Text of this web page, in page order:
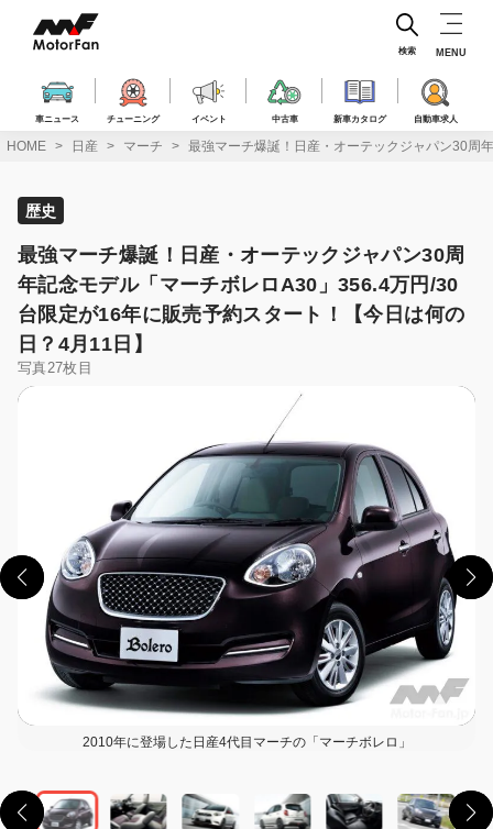
ス
車ニュース チューニング イベント 中古車 新車カタログ 自動車求人
検索 MENU
HOME 日産 マーチ 最強マーチ爆誕！日産・オーテックジャパン30周
歴史
最強マーチ爆誕！日産・オーテックジャパン30周
年記念モデル「マーチボレロA30」356.4万円/30
台限定が16年に販売予約スタート！【今日は何の
日？4月11日】
写真27枚目
2010年に登場した日産4代目マーチの「マーチボレロ」
この画像の記事を読む